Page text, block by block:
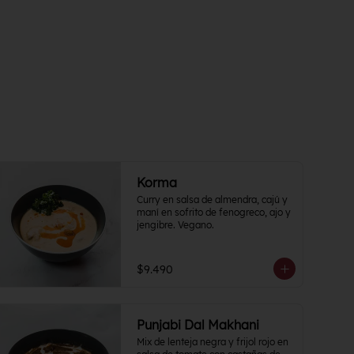
Korma
Curry en salsa de almendra, cajú y
maní en sofrito de fenogreco, ajo y
jengibre. Vegano.
$9.490
Punjabi Dal Makhani
Mix de lenteja negra y frijol rojo en